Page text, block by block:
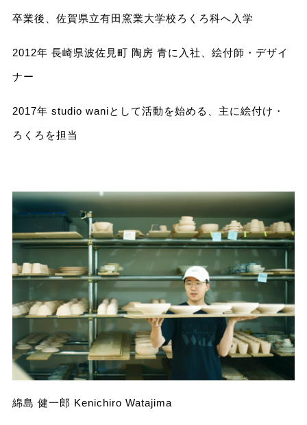
卒業後、佐賀県⽴有⽥窯業⼤学校ろくろ科へ⼊学
2012年 ⻑崎県波佐⾒町 陶房 ⻘に⼊社、絵付師・デザイ
ナー
2017年 studio waniとして活動を始める、主に絵付け・
ろくろを担当
綿島 健⼀郎 Kenichiro Watajima